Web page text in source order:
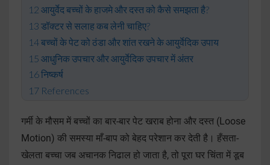
आयुर्वेद बच्चों के हाजमे और दस्त को कैसे समझता है?
डॉक्टर से सलाह कब लेनी चाहिए?
बच्चों के पेट को ठंडा और शांत रखने के आयुर्वेदिक उपाय
आधुनिक उपचार और आयुर्वेदिक उपचार में अंतर
निष्कर्ष
References
गर्मी के मौसम में बच्चों का बार-बार पेट खराब होना और दस्त (Loose
Motion) की समस्या माँ-बाप को बेहद परेशान कर देती है। हँसता-
खेलता बच्चा जब अचानक निढाल हो जाता है, तो पूरा घर चिंता में डूब